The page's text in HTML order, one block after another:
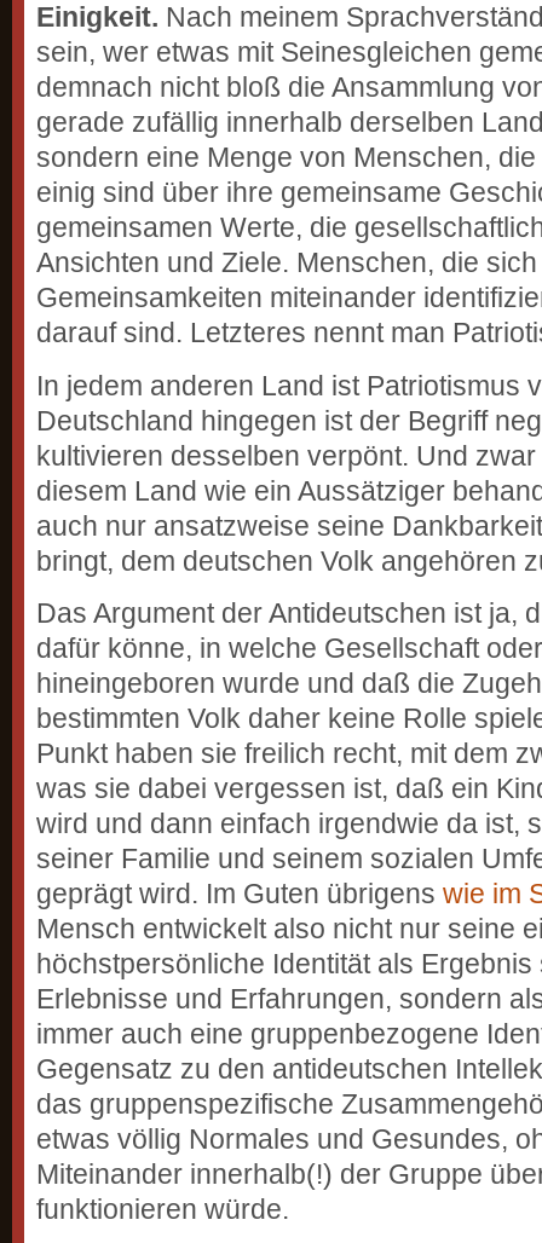
Einigkeit. Nach meinem
sein, wer etwas mit Seinesgleichen
demnach nicht bloß die Ansammlung
gerade zufällig innerhalb derselben
sondern eine Menge von Menschen,
einig sind über ihre gemeinsame
gemeinsamen Werte, die
Ansichten und Ziele. Menschen, die
Gemeinsamkeiten miteinander
darauf sind. Letzteres nennt man
In jedem anderen Land ist Patriotismus
Deutschland hingegen ist der Begriff
kultivieren desselben verpönt. Und
diesem Land wie ein Aussätziger
auch nur ansatzweise seine
bringt, dem deutschen Volk angehören
Das Argument der Antideutschen ist ja,
dafür könne, in welche Gesellschaft
hineingeboren wurde und daß die
bestimmten Volk daher keine Rolle
Punkt haben sie freilich recht, mit dem
was sie dabei vergessen ist, daß ein
wird und dann einfach irgendwie da ist,
seiner Familie und seinem sozialen
geprägt wird. Im Guten übrigens wie im
Mensch entwickelt also nicht nur seine
höchstpersönliche Identität als
Erlebnisse und Erfahrungen, sondern
immer auch eine gruppenbezogene
Gegensatz zu den antideutschen
das gruppenspezifische
etwas völlig Normales und Gesundes,
Miteinander innerhalb(!) der Gruppe
funktionieren würde.